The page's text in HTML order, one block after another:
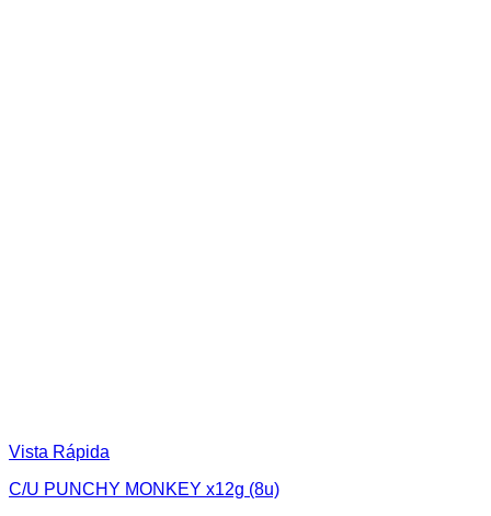
Vista Rápida
C/U PUNCHY MONKEY x12g (8u)